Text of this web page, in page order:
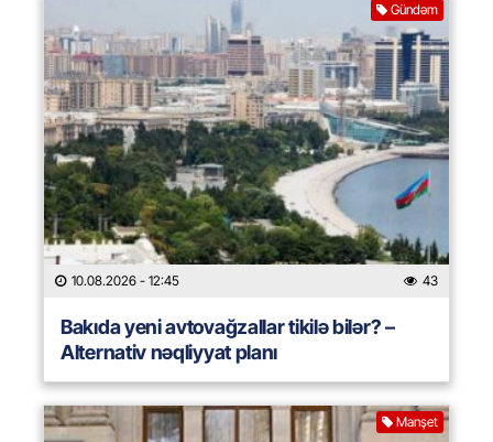
Gündəm
10.08.2026 - 12:45 43
Bakıda yeni avtovağzallar tikilə bilər? –
Alternativ nəqliyyat planı
Manşet